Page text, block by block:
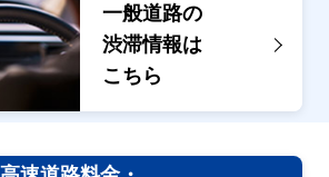
一般道路の
渋滞情報は
こちら